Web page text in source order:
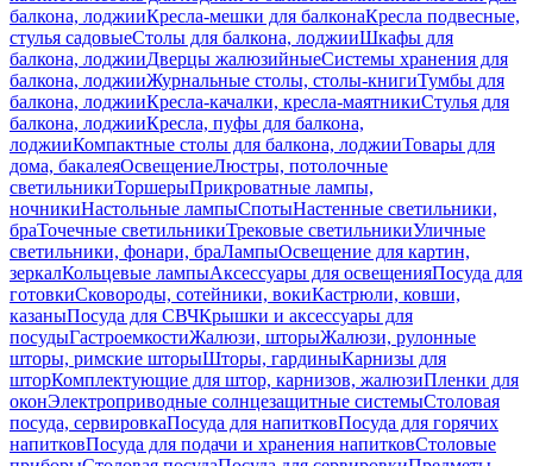
балкона, лоджииКресла-мешки для балконаКресла подвесные,
стулья садовыеСтолы для балкона, лоджииШкафы для
балкона, лоджииДверцы жалюзийныеСистемы хранения для
балкона, лоджииЖурнальные столы, столы-книгиТумбы для
балкона, лоджииКресла-качалки, кресла-маятникиСтулья для
балкона, лоджииКресла, пуфы для балкона,
лоджииКомпактные столы для балкона, лоджииТовары для
дома, бакалеяОсвещениеЛюстры, потолочные
светильникиТоршерыПрикроватные лампы,
ночникиНастольные лампыСпотыНастенные светильники,
браТочечные светильникиТрековые светильникиУличные
светильники, фонари, браЛампыОсвещение для картин,
зеркалКольцевые лампыАксессуары для освещенияПосуда для
готовкиСковороды, сотейники, вокиКастрюли, ковши,
казаныПосуда для СВЧКрышки и аксессуары для
посудыГастроемкостиЖалюзи, шторыЖалюзи, рулонные
шторы, римские шторыШторы, гардиныКарнизы для
шторКомплектующие для штор, карнизов, жалюзиПленки для
оконЭлектроприводные солнцезащитные системыСтоловая
посуда, сервировкаПосуда для напитковПосуда для горячих
напитковПосуда для подачи и хранения напитковСтоловые